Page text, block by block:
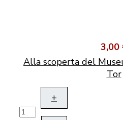
3,00
Alla scoperta del
Tor
+